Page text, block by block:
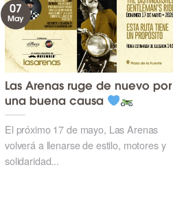
Las Arenas ruge de nuevo por
una buena causa
El próximo 17 de mayo, Las Arenas
volverá a llenarse de estilo, motores y
solidaridad...
07
May